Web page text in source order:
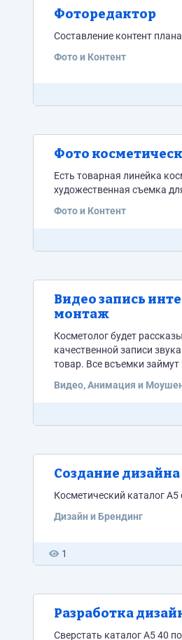
Фоторедактор
Составление контент
Фото и Контент
Фото
Есть товарная линейка
художественная съемка
Фото и Контент
Видео запись
монтаж
Косметолог будет рассказывать
качественной записи
Видео, Анимация и
Создание дизайна
Косметический каталог
Дизайн и Брендинг
1
Разработка
Сверстать каталог А5 40